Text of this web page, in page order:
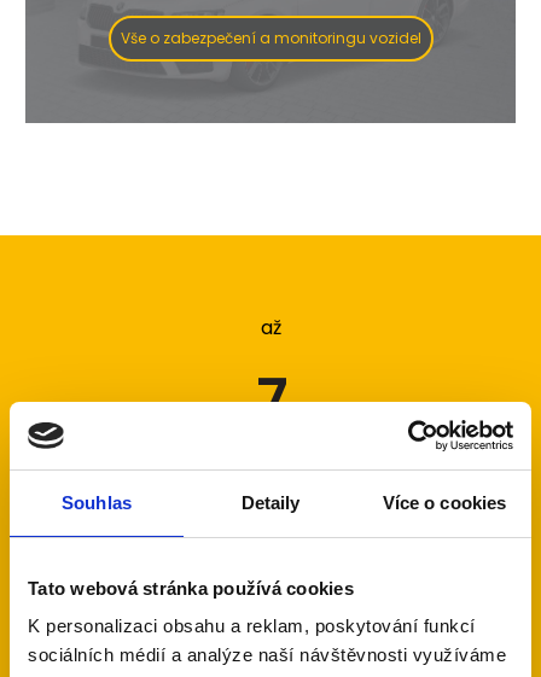
Souhlas Detaily Více o cookies
Tato webová stránka používá cookies
K personalizaci obsahu a reklam, poskytování funkcí
sociálních médií a analýze naší návštěvnosti využíváme
Vše o zabezpečení a monitoringu vozidel
až
7
let servisní podpory
s novou instalací alarmu
3